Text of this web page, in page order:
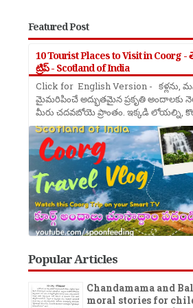
Featured Post
10 Tourist Places to Visit in Coorg -
ట్రిప్ - Scotland of India
Click for English Version - కళ్లను,
మైమరిపించే అద్భుతమైన ప్రకృతి అందాలకు
మీరు చదవబోయె ప్రాంతం. ఇక్కడి లోయల్ని,
Popular Articles
Chandamama and
moral stories for